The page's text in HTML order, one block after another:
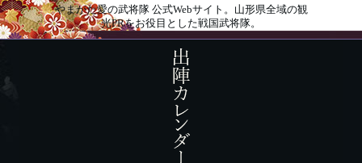
やまがた愛の武将隊 公式Webサイト。山形県全域の観
光PRをお役目とした戦国武将隊。